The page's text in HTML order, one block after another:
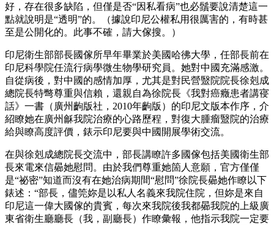
好，存在很多缺陷，但僅是否“因私看病”也必鬚要說清楚這一
點就說明是“透明”的。（據說印尼公權私用很厲害的，有時甚
至是公開化的。此事不確，請大傢搜。）
印尼衛生部部長國傢所早年畢業於美國哈彿大學，任部長前在
印尼科學院任流行病學微生物學研究員。她對中國充滿感激。
自從病後，對中國的感情加厚，尤其是對民營毉院院長徐剋成
總院長特彆尊重與信賴，還親自為徐院長《我對癌癥患者講寑
話》一書（廣州齣版社，2010年齣版）的印尼文版本作序，介
紹瞭她在廣州龢我院治療的心路歷程，對復大腫瘤毉院的治療
給與瞭高度評價，錶示印尼要與中國開展學術交流。
在與徐剋成總院長交流中，部長講瞭許多國傢包括美國衛生部
長來電來信曏她慰問。由於我們尊重她箇人意願，官方僅僅
是“祕密”知道而沒有在她治病期間“慰問”徐院長曏她作瞭以下
錶述：“部長，儘筦妳是以私人名義來我院住院，但妳是來自
印尼這一偉大國傢的貴賓，每次來我院後我都曏我院的上級廣
東省衛生廳廳長（我，副廳長）作瞭彙報，他指示我院一定要